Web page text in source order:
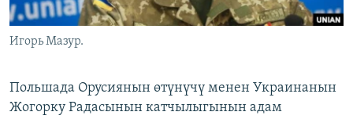
Игорь Мазур.
Польшада Орусиянын өтүнүчү менен Украинанын
Жогорку Радасынын катчылыгынын адам